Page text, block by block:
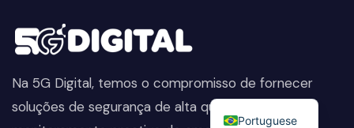
Na 5G Digital, temos o compromisso de fornecer
soluções de segurança de alta qualidade. Do
Portuguese